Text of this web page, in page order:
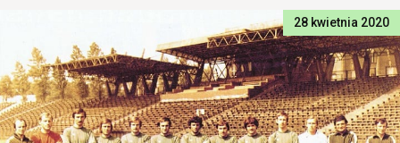
28 kwietnia 2020